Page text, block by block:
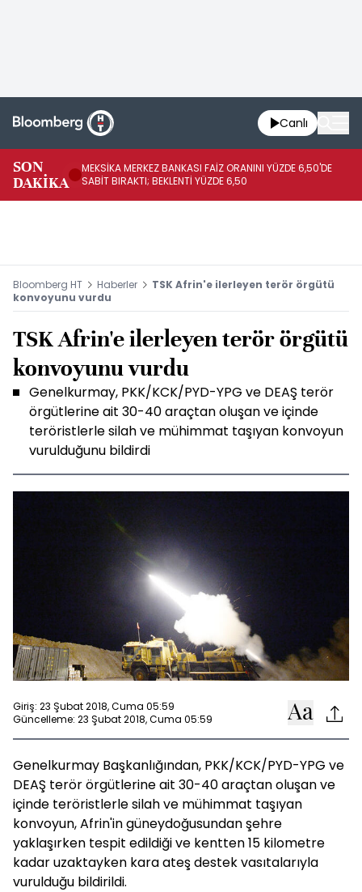
Canlı
SON
DAKİKA
MEKSİKA MERKEZ BANKASI FAİZ ORANINI YÜZDE 6,50'DE
SABİT BIRAKTI; BEKLENTİ YÜZDE 6,50
Bloomberg HT Haberler
TSK Afrin'e ilerleyen terör örgütü
konvoyunu vurdu
TSK Afrin'e ilerleyen terör örgütü
konvoyunu vurdu
Genelkurmay, PKK/KCK/PYD-YPG ve DEAŞ terör
örgütlerine ait 30-40 araçtan oluşan ve içinde
teröristlerle silah ve mühimmat taşıyan konvoyun
vurulduğunu bildirdi
Giriş: 23 Şubat 2018, Cuma 05:59
Güncelleme: 23 Şubat 2018, Cuma 05:59
Genelkurmay Başkanlığından, PKK/KCK/PYD-YPG ve
DEAŞ terör örgütlerine ait 30-40 araçtan oluşan ve
içinde teröristlerle silah ve mühimmat taşıyan
konvoyun, Afrin'in güneydoğusundan şehre
yaklaşırken tespit edildiği ve kentten 15 kilometre
kadar uzaktayken kara ateş destek vasıtalarıyla
vurulduğu bildirildi.